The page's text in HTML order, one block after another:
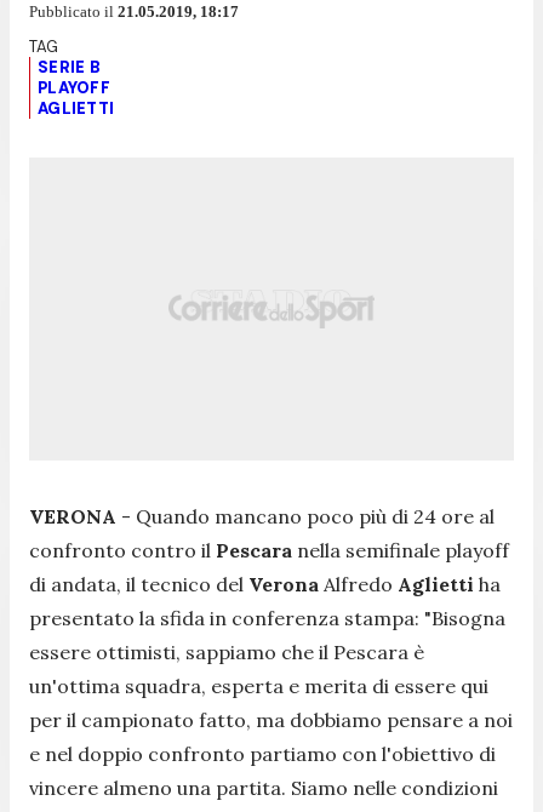
Pubblicato il 21.05.2019, 18:17
SERIE B
PLAYOFF
AGLIETTI
VERONA - Quando mancano poco più di 24 ore al
confronto contro il Pescara nella semifinale playoff
di andata, il tecnico del Verona Alfredo Aglietti ha
presentato la sfida in conferenza stampa: "Bisogna
essere ottimisti, sappiamo che il Pescara è
un'ottima squadra, esperta e merita di essere qui
per il campionato fatto, ma dobbiamo pensare a noi
e nel doppio confronto partiamo con l'obiettivo di
vincere almeno una partita. Siamo nelle condizioni